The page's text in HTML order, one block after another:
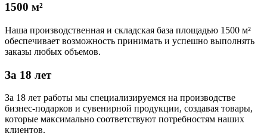
1500 м²
Наша производственная и складская база площадью 1500 м²
обеспечивает возможность принимать и успешно выполнять
заказы любых объемов.
За 18 лет
За 18 лет работы мы специализируемся на производстве
бизнес-подарков и сувенирной продукции, создавая товары,
которые максимально соответствуют потребностям наших
клиентов.